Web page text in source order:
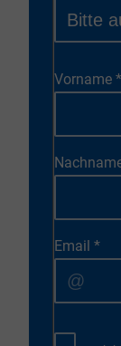
Vorname *
Email *